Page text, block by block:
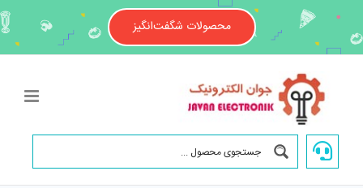
content
محصولات شگفت‌انگیز